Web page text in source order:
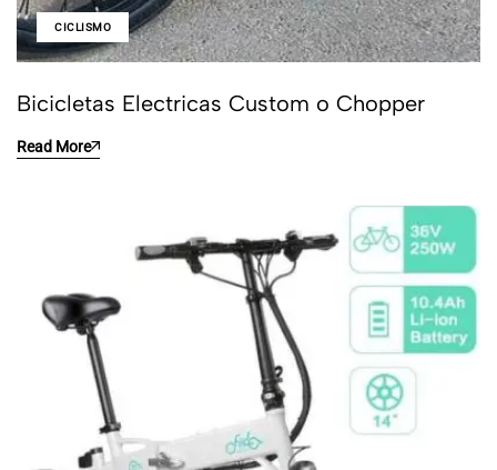
CICLISMO
Bicicletas Electricas Custom o Chopper
Read More